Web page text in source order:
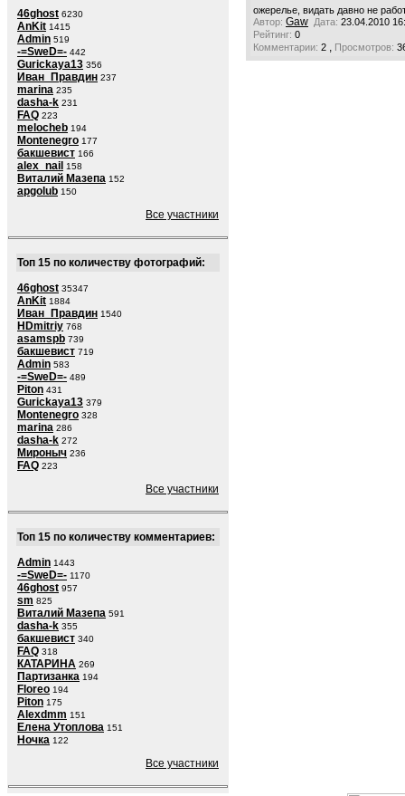
46ghost 6230
AnKit 1415
Admin 519
-=SweD=- 442
Gurickaya13 356
Иван_Правдин 237
marina 235
dasha-k 231
FAQ 223
melocheb 194
Montenegro 177
бакшевист 166
alex_nail 158
Виталий Мазепа 152
apgolub 150
Все участники
Топ 15 по количеству фотографий:
46ghost 35347
AnKit 1884
Иван_Правдин 1540
HDmitriy 768
asamspb 739
бакшевист 719
Admin 583
-=SweD=- 489
Piton 431
Gurickaya13 379
Montenegro 328
marina 286
dasha-k 272
Мироныч 236
FAQ 223
Все участники
Топ 15 по количеству комментариев:
Admin 1443
-=SweD=- 1170
46ghost 957
sm 825
Виталий Мазепа 591
dasha-k 355
бакшевист 340
FAQ 318
КАТАРИНА 269
Партизанка 194
Floreo 194
Piton 175
Alexdmm 151
Елена Утоплова 151
Ночка 122
Все участники
ожерелье, видать давно не
Автор: Gaw Дата: 23.04.2010
Рейтинг: 0
Комментарии: 2 , Просмотров: